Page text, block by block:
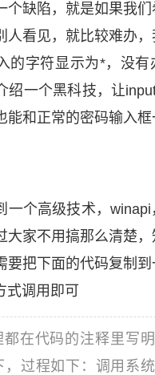
个缺陷，就是如果我
人看见，就比较难办
的字符显示为*，没有
绍一个黑科技，让
能和正常的密码输入
一个高级技术，winapi
大家不用搞那么清楚，
要把下面的代码复制
式调用即可
都在代码的注释里写
过程如下：调用系统